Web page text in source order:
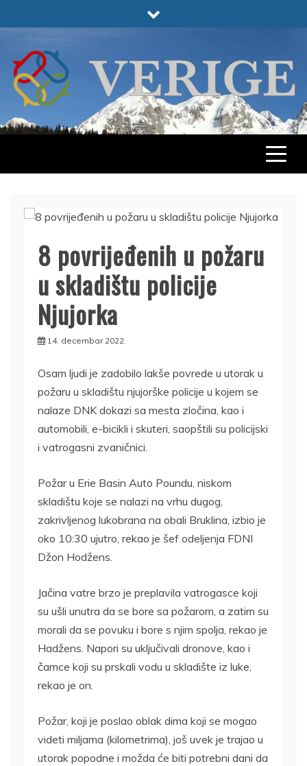
to
VERIGE
ODABRANO
8 povrijeđenih u požaru
u skladištu policije
Njujorka
14. decembar 2022.
Osam ljudi je zadobilo lakše povrede u utorak u
požaru u skladištu njujorške policije u kojem se
nalaze DNK dokazi sa mesta zločina, kao i
automobili, e-bicikli i skuteri, saopštili su policijski
i vatrogasni zvaničnici.
Požar u Erie Basin Auto Poundu, niskom
skladištu koje se nalazi na vrhu dugog,
zakrivljenog lukobrana na obali Bruklina, izbio je
oko 10:30 ujutro, rekao je šef odeljenja FDNI
Džon Hodžens.
Jačina vatre brzo je preplavila vatrogasce koji
su ušli unutra da se bore sa požarom, a zatim su
morali da se povuku i bore s njim spolja, rekao je
Hadžens. Napori su uključivali dronove, kao i
čamce koji su prskali vodu u skladište iz luke,
rekao je on.
Požar, koji je poslao oblak dima koji se mogao
videti miljama (kilometrima), još uvek je trajao u
utorak popodne i možda će biti potrebni dani da